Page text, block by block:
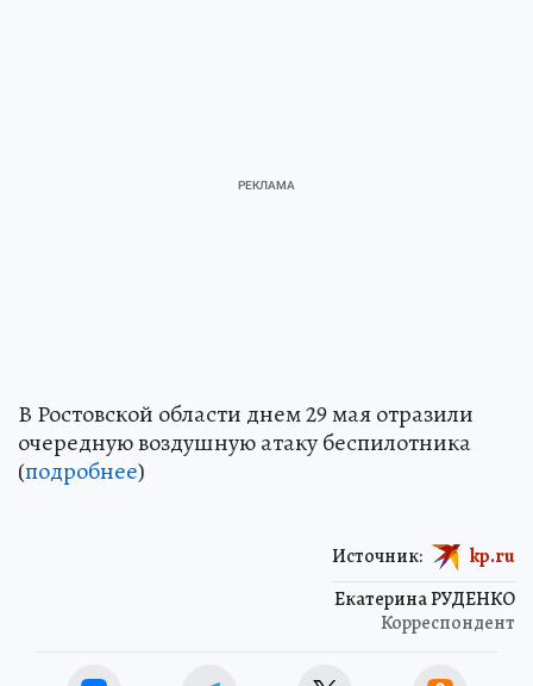
В Ростовской области днем 29 мая отразили
очередную воздушную атаку беспилотника
(подробнее)
Екатерина РУДЕНКО
Корреспондент
Источник: kp.ru